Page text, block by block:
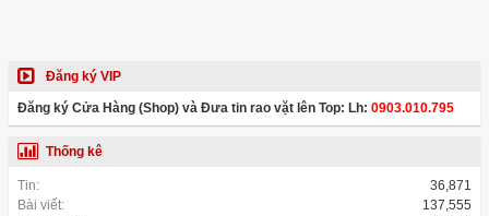
Đăng ký VIP
Đăng ký Cửa Hàng (Shop) và Đưa tin rao vặt lên Top: Lh: 0903.010.795
Thống kê
Tin:
36,871
Bài viết:
137,555